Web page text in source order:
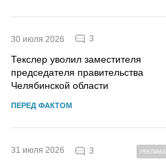
30 июля 2026 3
Текслер уволил заместителя
председателя правительства
Челябинской области
ПЕРЕД ФАКТОМ
31 июля 2026 3 РЕКЛАМА